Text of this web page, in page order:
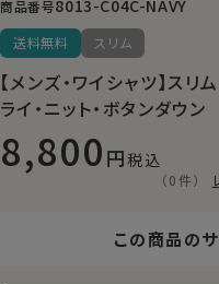
商品番号8013-C04C-NAVY
送料無料 スリム
【メンズ・ワイシャツ】スリ
ライ・ニット・ボタンダウン
8,800 税込
（0件）
この商品の